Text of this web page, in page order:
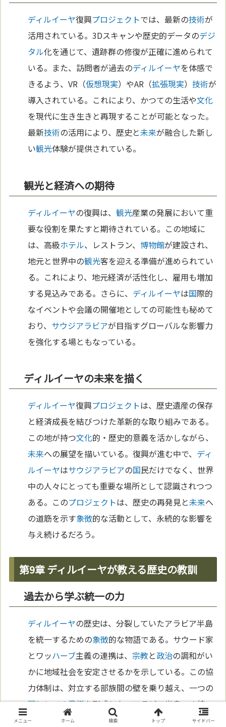
ディルイーヤ復興プロジェクトでは、最新の技術が
活用されている。3Dスキャンや歴史的データのデジ
タル化を通じて、遺跡群の修復が正確に進められて
いる。また、訪問者が過去のディルイーヤを体感で
きるよう、VR（仮想現実）やAR（拡張現実）技術が
導入されている。これにより、かつての生活や文化
を現代に生き生きと再現することが可能となった。
最新技術の活用により、歴史と未来が融合した新し
い観光体験が提供されている。
観光と経済への期待
ディルイーヤの復興は、観光産業の発展において重
要な役割を果たすと期待されている。この地域に
は、高級ホテル、レストラン、 博物館が建設され、
地元と世界中の観光客を迎える準備が進められてい
る。これにより、地元経済が活性化し、雇用も増加
する見込みである。さらに、 ディルイーヤは国際的
なイベントや会議の開催地としての可能性も秘めて
おり、 サウジアラビアが目指すグローバルな影響力
を強化する場ともなっている。
ディルイーヤの未来を描く
ディルイーヤ復興プロジェクトは、歴史遺産の保存
と経済成長を結びつけた革新的な取り組みである。
この地が持つ文化的・歴史的意義を活かしながら、
未来への展望を描いている。復興が進む中で、 ディ
ルイーヤはサウジアラビアの国民だけでなく、世界
中の人々にとっても重要な場所として認識されつつ
ある。このプロジェクトは、歴史の再発見と未来へ
の道筋を示す象徴的な活動として、永続的な影響を
与え続けるだろう。
第9章 ディルイーヤが教える歴史の教訓
過去から学ぶ統一の力
ディルイーヤの歴史は、分裂していたアラビア半島
を統一するための象徴的な物語である。サウード家
とワッハーブ主義の連携は、 宗教と政治の調和がい
かに地域社会を安定させるかを示している。この協
力体制は、対立する部族間の壁を乗り越え、一つの
国としての意識を形成した。アラビア半島での統一
の試みは簡単ではなかったが、
ディルイーヤ は統一
メニュー ホーム 検索 トップ サイドバー